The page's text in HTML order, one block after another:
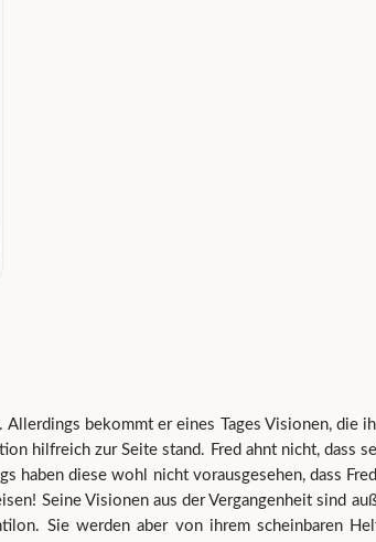
bekommt er eines Tages Visionen, die
hilfreich zur Seite stand. Fred ahnt nicht, dass
haben diese wohl nicht vorausgesehen, dass
Seine Visionen aus der Vergangenheit sind
Sie werden aber von ihrem scheinbaren